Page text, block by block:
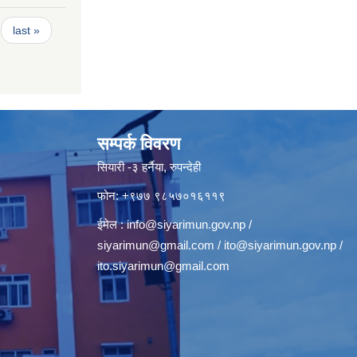
last »
सम्पर्क विवरण
सियारी -३ हर्नैया, रुपन्देही
फोन: +९७७ ९८५७०१६११९
ईमेल :info@siyarimun.gov.np /
siyarimun@gmail.com / ito@siyarimun.gov.np /
ito.siyarimun@gmail.com